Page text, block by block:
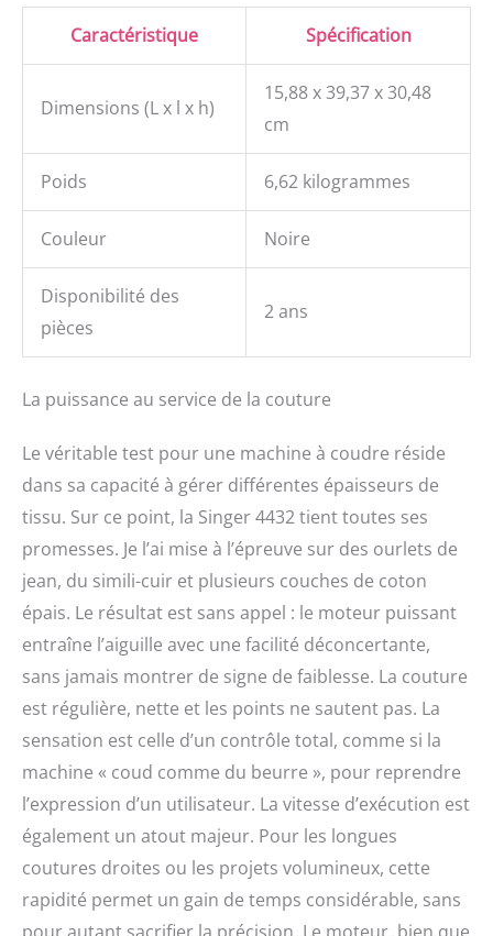
Caractéristique Spécification
Dimensions (L x l x h)
15,88 x 39,37 x 30,48
cm
Poids 6,62 kilogrammes
Couleur Noire
Disponibilité des
pièces
2 ans
La puissance au service de la couture
Le véritable test pour une machine à coudre réside
dans sa capacité à gérer différentes épaisseurs de
tissu. Sur ce point, la Singer 4432 tient toutes ses
promesses. Je l’ai mise à l’épreuve sur des ourlets de
jean, du simili-cuir et plusieurs couches de coton
épais. Le résultat est sans appel : le moteur puissant
entraîne l’aiguille avec une facilité déconcertante,
sans jamais montrer de signe de faiblesse. La couture
est régulière, nette et les points ne sautent pas. La
sensation est celle d’un contrôle total, comme si la
machine « coud comme du beurre », pour reprendre
l’expression d’un utilisateur. La vitesse d’exécution est
également un atout majeur. Pour les longues
coutures droites ou les projets volumineux, cette
rapidité permet un gain de temps considérable, sans